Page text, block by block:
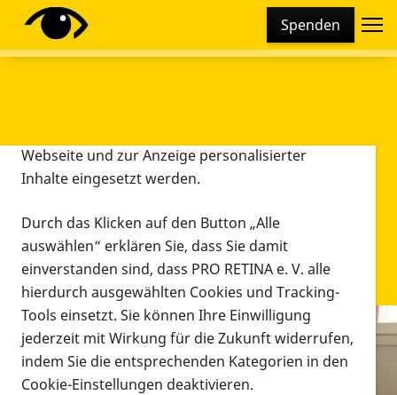
Spenden
Infomaterial
Infomaterial
Diese Webseite setzt verschiedene Cookies und
Tracking-Tools ein. Dies beinhaltet Cookies und
Webseite und zur Anzeige personalisierter
Inhalte eingesetzt werden.
Durch das Klicken auf den Button „Alle
auswählen“ erklären Sie, dass Sie damit
einverstanden sind, dass PRO RETINA e. V. alle
hierdurch ausgewählten Cookies und Tracking-
Tools einsetzt. Sie können Ihre Einwilligung
jederzeit mit Wirkung für die Zukunft widerrufen,
indem Sie die entsprechenden Kategorien in den
Cookie-Einstellungen deaktivieren.